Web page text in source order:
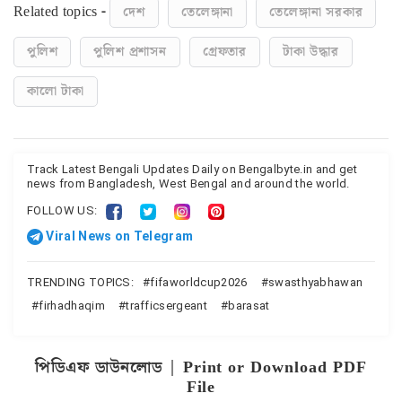
Related topics - দেশ তেলেঙ্গানা
তেলেঙ্গানা সরকার
পুলিশ
পুলিশ প্রশাসন গ্রেফতার
টাকা উদ্ধার
কালো টাকা
Track Latest Bengali Updates Daily on Bengalbyte.in and get
news from Bangladesh, West Bengal and around the world.
FOLLOW US:
Viral News on Telegram
TRENDING TOPICS: fifaworldcup2026
swasthyabhawan
firhadhaqim
trafficsergeant barasat
পিডিএফ ডাউনলোড | Print or Download PDF
File